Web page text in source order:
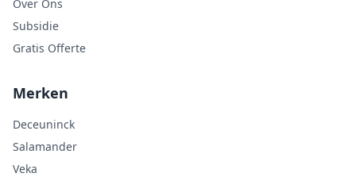
Over Ons
Subsidie
Gratis Offerte
Merken
Deceuninck
Salamander
Veka